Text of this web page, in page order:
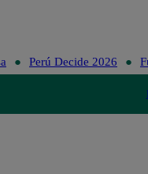
Perú Decide 2026